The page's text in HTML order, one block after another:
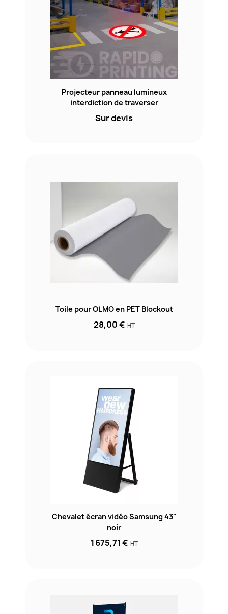
Projecteur panneau lumineux
interdiction de traverser
Sur devis
Toile pour OLMO en PET Blockout
28,00 € HT
Chevalet écran vidéo Samsung 43"
noir
1 675,71 € HT